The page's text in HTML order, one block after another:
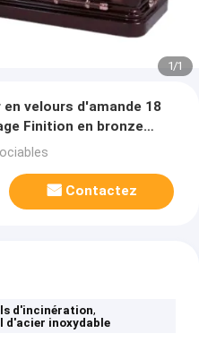
1/1
velours d'amande 18
Finition en bronze
Contactez
d'incinération,
d'acier inoxydable